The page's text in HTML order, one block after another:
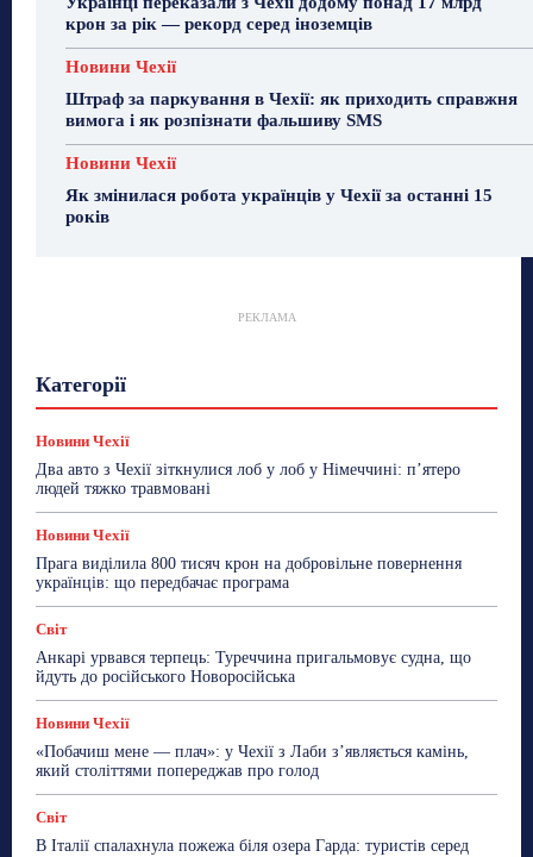
крон за рік — рекорд серед іноземців
Новини Чехії
Штраф за паркування в Чехії: як приходить справжня
вимога і як розпізнати фальшиву SMS
Новини Чехії
Як змінилася робота українців у Чехії за останні 15
років
РЕКЛАМА
Категорії
Новини Чехії
Сад та город Світ
ТехноМанія
Топ-новини Фоторепортаж
Новини Чехії
Два авто з Чехії зіткнулися лоб у лоб у Німеччині: п’ятеро
людей тяжко травмовані
Новини Чехії
Прага виділила 800 тисяч крон на добровільне повернення
українців: що передбачає програма
Світ
Анкарі урвався терпець: Туреччина пригальмовує судна, що
йдуть до російського Новоросійська
Новини Чехії
«Побачиш мене — плач»: у Чехії з Лаби з’являється камінь,
який століттями попереджав про голод
Світ
В Італії спалахнула пожежа біля озера Гарда: туристів серед